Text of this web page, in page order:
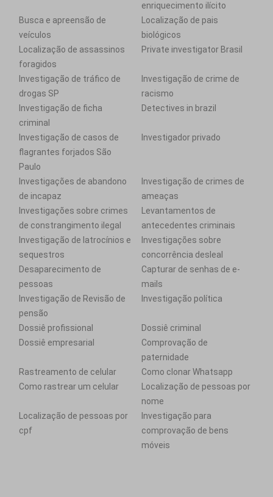
enriquecimento ilícito
Busca e apreensão de
veículos
Localização de pais
biológicos
Localização de assassinos
foragidos
Private investigator Brasil
Investigação de tráfico de
drogas SP
Investigação de crime de
racismo
Investigação de ficha
criminal
Detectives in brazil
Investigação de casos de
flagrantes forjados São
Paulo
Investigador privado
Investigações de abandono
de incapaz
Investigação de crimes de
ameaças
Investigações sobre crimes
de constrangimento ilegal
Levantamentos de
antecedentes criminais
Investigação de latrocínios e
sequestros
Investigações sobre
concorrência desleal
Desaparecimento de
pessoas
Capturar de senhas de e-
mails
Investigação de Revisão de
pensão
Investigação política
Dossiê profissional
Dossiê criminal
Dossiê empresarial
Comprovação de
paternidade
Rastreamento de celular
Como clonar Whatsapp
Como rastrear um celular
Localização de pessoas por
nome
Localização de pessoas por
cpf
Investigação para
comprovação de bens
móveis